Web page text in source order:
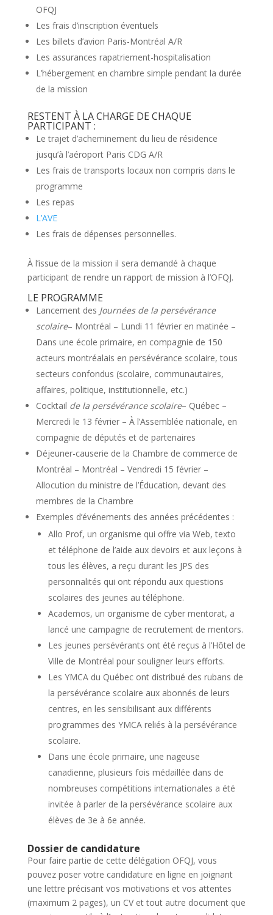
OFQJ
Les frais d’inscription éventuels
Les billets d’avion Paris-Montréal A/R
Les assurances rapatriement-hospitalisation
L’hébergement en chambre simple pendant la durée
de la mission
RESTENT À LA CHARGE DE CHAQUE
PARTICIPANT :
Le trajet d’acheminement du lieu de résidence
jusqu’à l’aéroport Paris CDG A/R
Les frais de transports locaux non compris dans le
programme
Les repas
L’AVE
Les frais de dépenses personnelles.
À l’issue de la mission il sera demandé à chaque
participant de rendre un rapport de mission à l’OFQJ.
LE PROGRAMME
Lancement des Journées de la persévérance
scolaire– Montréal – Lundi 11 février en matinée –
Dans une école primaire, en compagnie de 150
acteurs montréalais en persévérance scolaire, tous
secteurs confondus (scolaire, communautaires,
affaires, politique, institutionnelle, etc.)
Cocktail de la persévérance scolaire– Québec –
Mercredi le 13 février – À l’Assemblée nationale, en
compagnie de députés et de partenaires
Déjeuner-causerie de la Chambre de commerce de
Montréal – Montréal – Vendredi 15 février –
Allocution du ministre de l’Éducation, devant des
membres de la Chambre
Exemples d’événements des années précédentes :
Allo Prof, un organisme qui offre via Web, texto
et téléphone de l’aide aux devoirs et aux leçons à
tous les élèves, a reçu durant les JPS des
personnalités qui ont répondu aux questions
scolaires des jeunes au téléphone.
Academos, un organisme de cyber mentorat, a
lancé une campagne de recrutement de mentors.
Les jeunes persévérants ont été reçus à l’Hôtel de
Ville de Montréal pour souligner leurs efforts.
Les YMCA du Québec ont distribué des rubans de
la persévérance scolaire aux abonnés de leurs
centres, en les sensibilisant aux différents
programmes des YMCA reliés à la persévérance
scolaire.
Dans une école primaire, une nageuse
canadienne, plusieurs fois médaillée dans de
nombreuses compétitions internationales a été
invitée à parler de la persévérance scolaire aux
élèves de 3e à 6e année.
Dossier de candidature
Pour faire partie de cette délégation OFQJ, vous
pouvez poser votre candidature en ligne en joignant
une lettre précisant vos motivations et vos attentes
(maximum 2 pages), un CV et tout autre document que